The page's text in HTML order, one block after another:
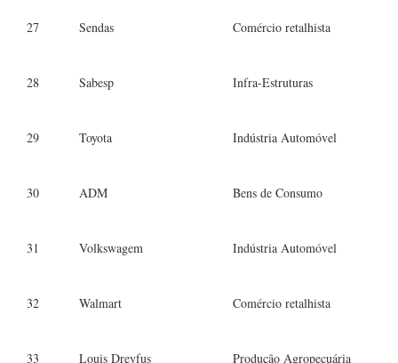
27 Sendas Comércio retalhista
28 Sabesp Infra-Estruturas
29 Toyota Indústria Automóvel
30 ADM Bens de Consumo
31 Volkswagem Indústria Automóvel
32 Walmart Comércio retalhista
33 Louis Dreyfus Produção Agropecuária